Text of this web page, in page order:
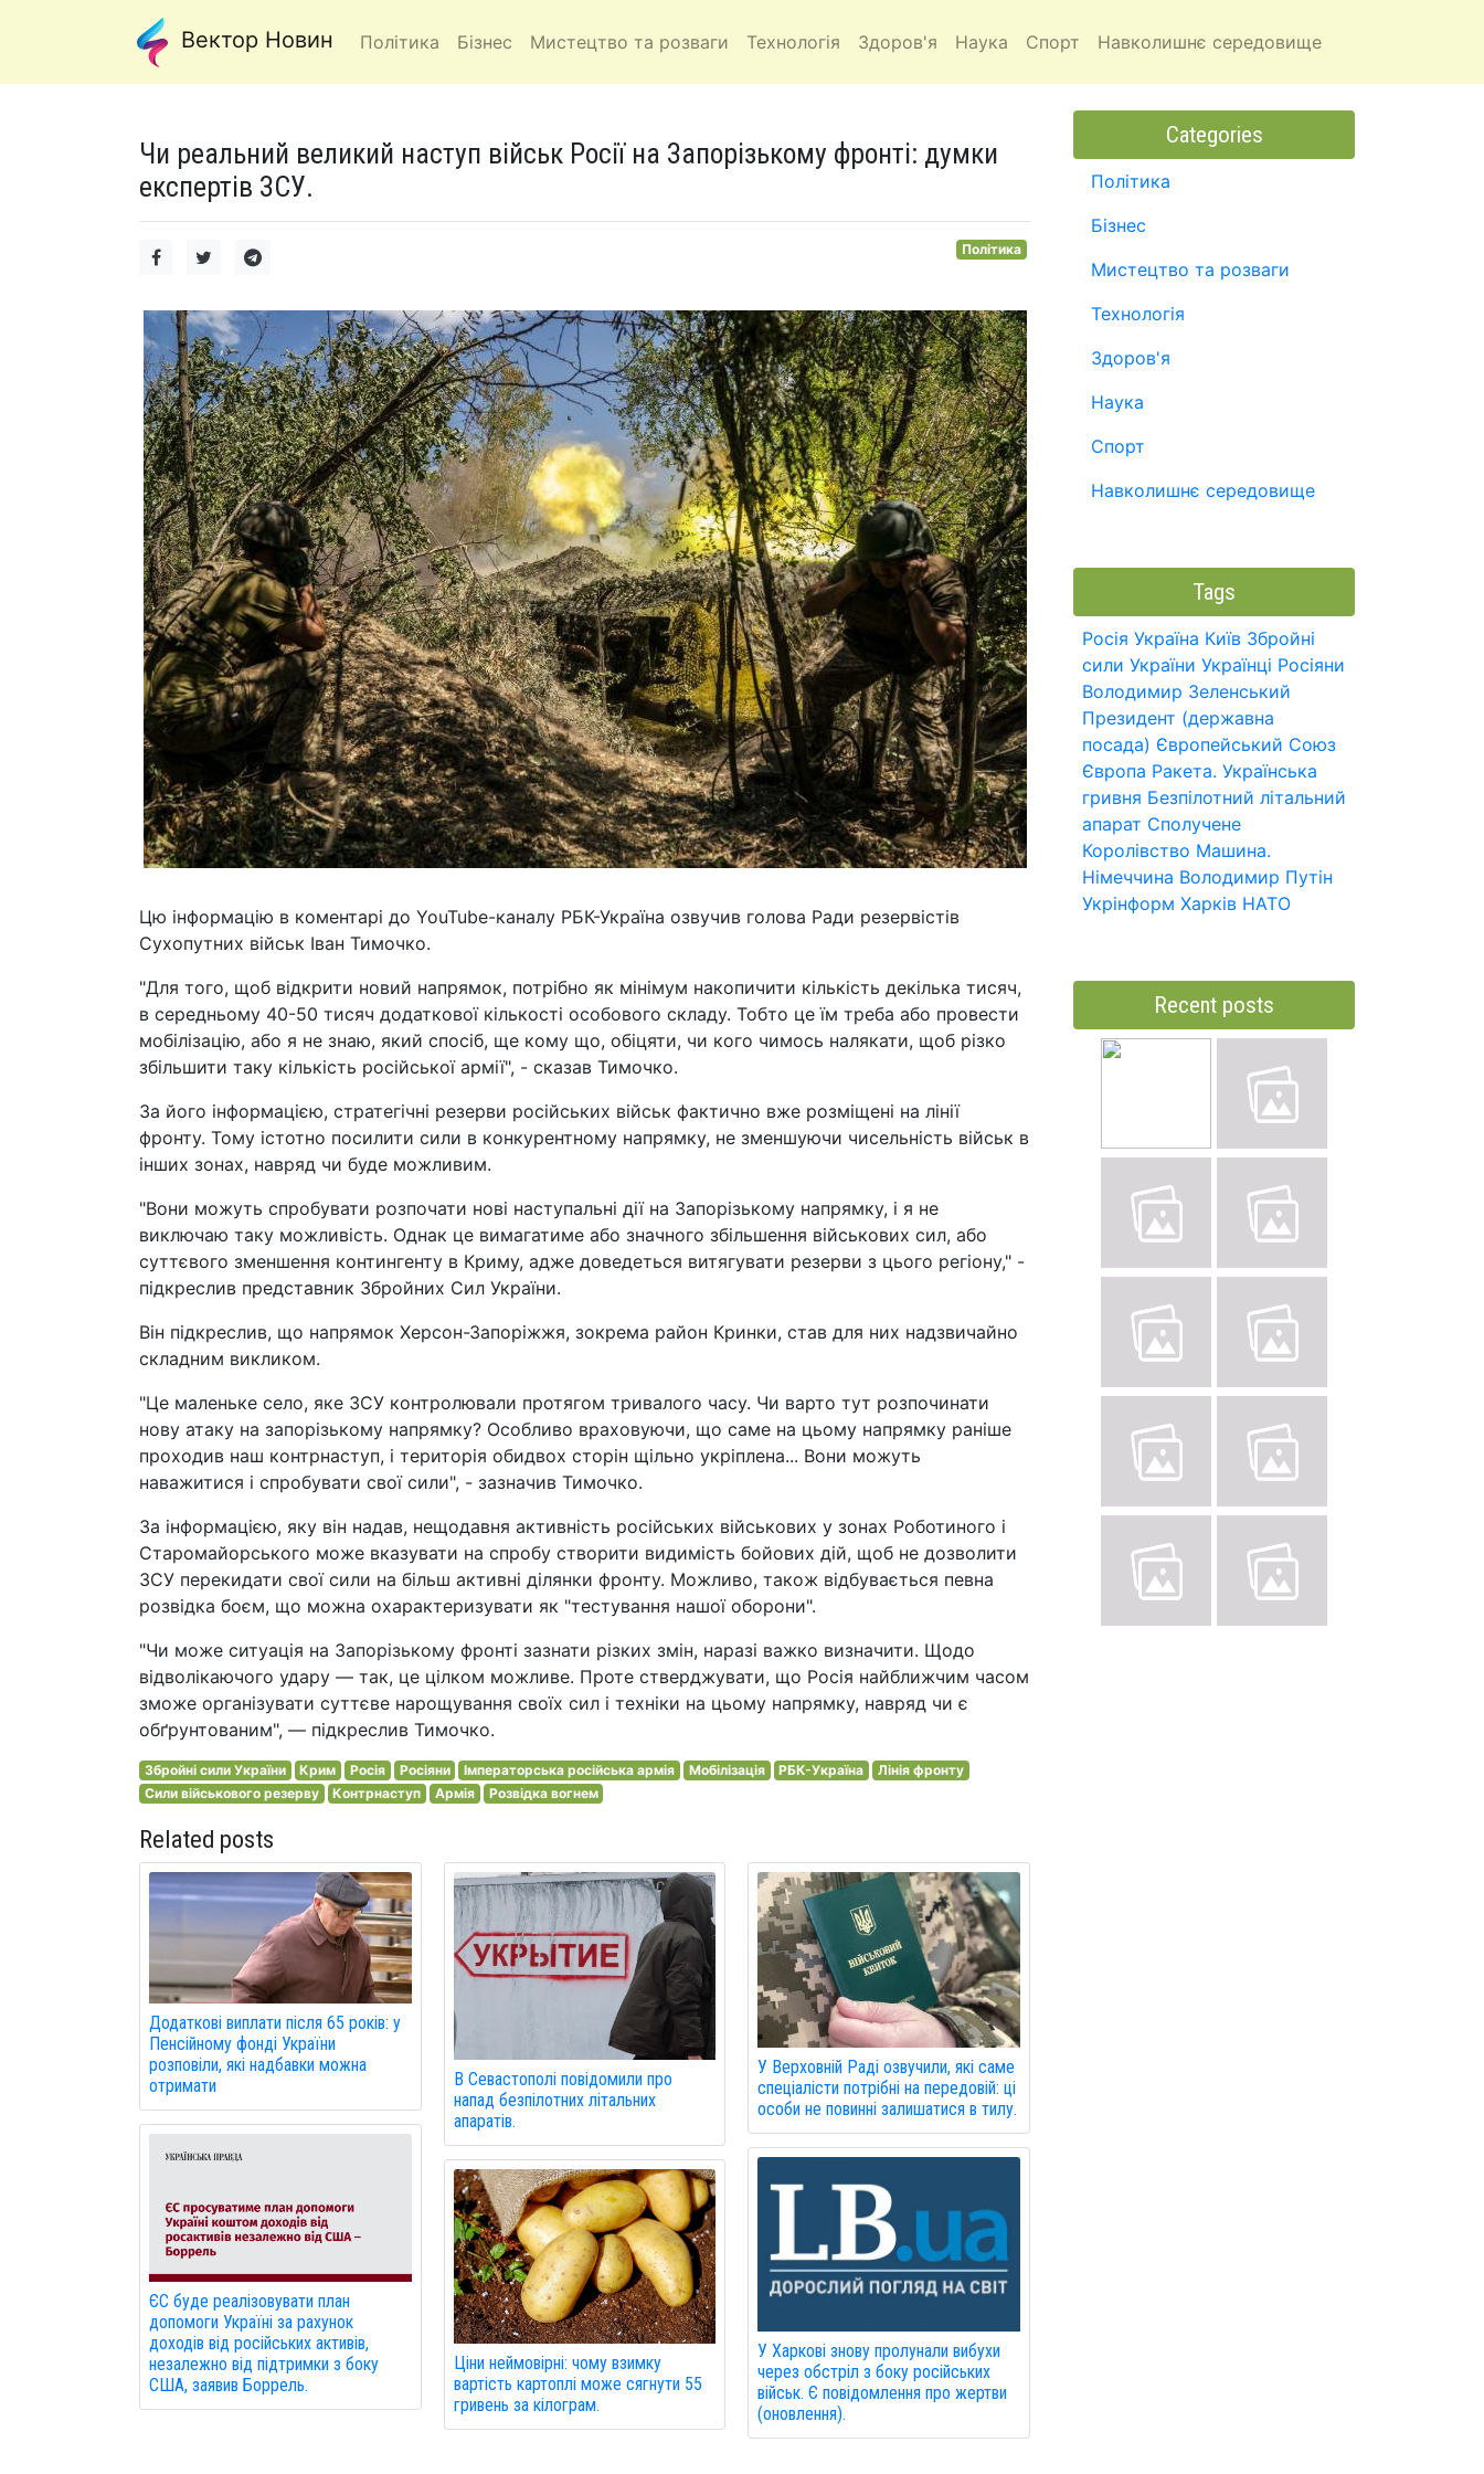
Вектор Новин Політика Бізнес Мистецтво та розваги Технологія Здоров'я Наука Спорт Навколишнє середовище
Чи реальний великий наступ військ Росії на Запорізькому фронті: думки
експертів ЗСУ.
Політика
Цю інформацію в коментарі до YouTube-каналу РБК-Україна озвучив голова Ради резервістів
Сухопутних військ Іван Тимочко.
"Для того, щоб відкрити новий напрямок, потрібно як мінімум накопичити кількість декілька тисяч,
в середньому 40-50 тисяч додаткової кількості особового складу. Тобто це їм треба або провести
мобілізацію, або я не знаю, який спосіб, ще кому що, обіцяти, чи кого чимось налякати, щоб різко
збільшити таку кількість російської армії", - сказав Тимочко.
За його інформацією, стратегічні резерви російських військ фактично вже розміщені на лінії
фронту. Тому істотно посилити сили в конкурентному напрямку, не зменшуючи чисельність військ в
інших зонах, навряд чи буде можливим.
"Вони можуть спробувати розпочати нові наступальні дії на Запорізькому напрямку, і я не
виключаю таку можливість. Однак це вимагатиме або значного збільшення військових сил, або
суттєвого зменшення контингенту в Криму, адже доведеться витягувати резерви з цього регіону," -
підкреслив представник Збройних Сил України.
Він підкреслив, що напрямок Херсон-Запоріжжя, зокрема район Кринки, став для них надзвичайно
складним викликом.
"Це маленьке село, яке ЗСУ контролювали протягом тривалого часу. Чи варто тут розпочинати
нову атаку на запорізькому напрямку? Особливо враховуючи, що саме на цьому напрямку раніше
проходив наш контрнаступ, і територія обидвох сторін щільно укріплена... Вони можуть
наважитися і спробувати свої сили", - зазначив Тимочко.
За інформацією, яку він надав, нещодавня активність російських військових у зонах Роботиного і
Старомайорського може вказувати на спробу створити видимість бойових дій, щоб не дозволити
ЗСУ перекидати свої сили на більш активні ділянки фронту. Можливо, також відбувається певна
розвідка боєм, що можна охарактеризувати як "тестування нашої оборони".
"Чи може ситуація на Запорізькому фронті зазнати різких змін, наразі важко визначити. Щодо
відволікаючого удару — так, це цілком можливе. Проте стверджувати, що Росія найближчим часом
зможе організувати суттєве нарощування своїх сил і техніки на цьому напрямку, навряд чи є
обґрунтованим", — підкреслив Тимочко.
Збройні сили України Крим Росія Росіяни Імператорська російська армія Мобілізація РБК-Україна
Лінія фронту
Сили військового резерву
Контрнаступ Армія Розвідка вогнем
Related posts
Додаткові виплати після 65 років: у
Пенсійному фонді України
розповіли, які надбавки можна
отримати
ЄС буде реалізовувати план
допомоги Україні за рахунок
доходів від російських активів,
незалежно від підтримки з боку
США, заявив Боррель.
В Севастополі повідомили про
напад безпілотних літальних
апаратів.
Ціни неймовірні: чому взимку
вартість картоплі може сягнути 55
гривень за кілограм.
У Верховній Раді озвучили, які саме
спеціалісти потрібні на передовій: ці
особи не повинні залишатися в тилу.
У Харкові знову пролунали вибухи
через обстріл з боку російських
військ. Є повідомлення про жертви
(оновлення).
Categories
Політика
Бізнес
Мистецтво та розваги
Технологія
Здоров'я
Наука
Спорт
Навколишнє середовище
Tags
Росія Україна Київ Збройні
сили України Українці Росіяни
Володимир Зеленський
Президент (державна
посада) Європейський Союз
Європа Ракета. Українська
гривня Безпілотний літальний
апарат Сполучене
Королівство Машина.
Німеччина Володимир Путін
Укрінформ Харків НАТО
Recent posts